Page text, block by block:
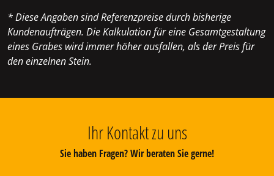
* Diese Angaben sind Referenzpreise durch bisherige
Kundenaufträgen. Die Kalkulation für eine Gesamtgestaltung
eines Grabes wird immer höher ausfallen, als der Preis für
den einzelnen Stein.
Ihr Kontakt zu uns
Sie haben Fragen? Wir beraten Sie gerne!